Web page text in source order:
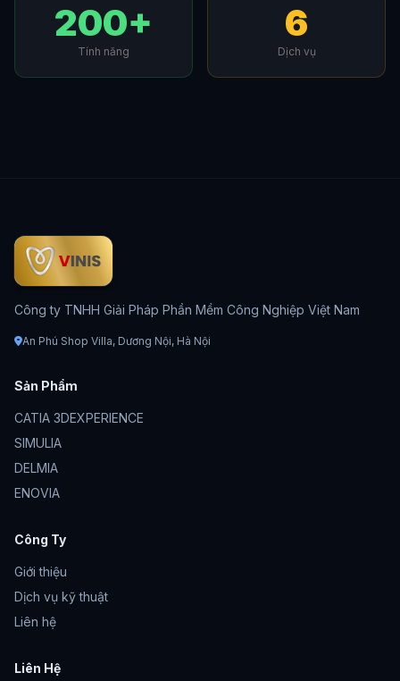
200+
Tính năng
6
Dịch vụ
Công ty TNHH Giải Pháp Phần Mềm Công Nghiệp Việt Nam
An Phú Shop Villa, Dương Nội, Hà Nội
Sản Phẩm
CATIA 3DEXPERIENCE
SIMULIA
DELMIA
ENOVIA
Công Ty
Giới thiệu
Dịch vụ kỹ thuật
Liên hệ
Liên Hệ